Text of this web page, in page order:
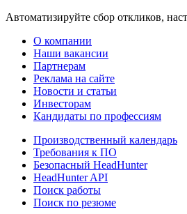
Автоматизируйте сбор откликов,
О компании
Наши вакансии
Партнерам
Реклама на сайте
Новости и статьи
Инвесторам
Кандидаты по профессиям
Производственный календарь
Требования к ПО
Безопасный HeadHunter
HeadHunter API
Поиск работы
Поиск по резюме